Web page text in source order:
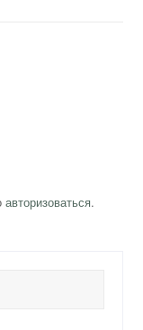
авторизоваться.